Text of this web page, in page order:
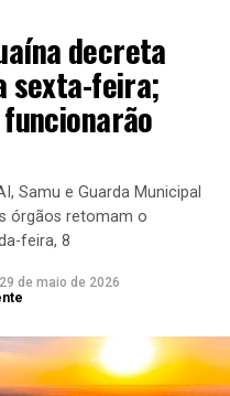
decreta
sexta-feira;
Samu e Guarda Municipal
órgãos retomam o
feira, 8
29 de maio de 2026